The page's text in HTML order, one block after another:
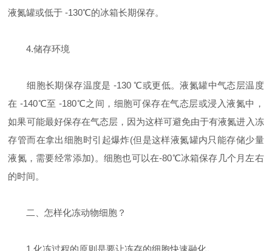
液氮罐或低于 -130℃的冰箱长期保存。
4.储存环境
细胞长期保存温度是 -130 ℃或更低。液氮罐中气态层温度
在 -140℃至 -180℃之间，细胞可保存在气态层或浸入液氮中，
如果可能最好保存在气态层，因为这样可避免由于有液氮进入冻
存管而在拿出细胞时引起爆炸(但是这样液氮罐内只能存储少量
液氮，需要经常添加)。细胞也可以在-80℃冰箱保存几个月左右
的时间。
二、怎样化冻动物细胞？
1.化冻过程的原则是要让冻存的细胞快速融化。